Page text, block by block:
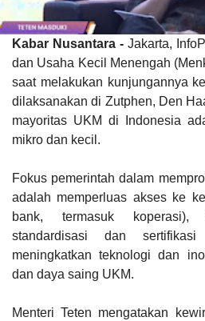
Kabar Nusantara - Jakarta,
dan Usaha Kecil Menengah
saat melakukan kunjungannya
dilaksanakan di Zutphen, Den
mayoritas UKM di Indonesia
mikro dan kecil.
Fokus pemerintah dalam
adalah memperluas akses ke
bank, termasuk koperasi),
standardisasi dan
meningkatkan teknologi dan
dan daya saing UKM.
Menteri Teten mengatakan